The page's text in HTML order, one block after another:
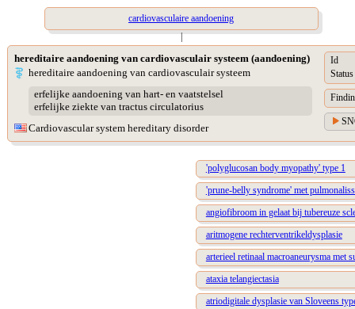
cardiovasculaire aandoening
|
hereditaire aandoening van cardiovasculair systeem (aandoening)
hereditaire aandoening van cardiovasculair systeem
erfelijke aandoening van hart- en vaatstelsel
erfelijke ziekte van tractus circulatorius
Cardiovascular system hereditary disorder
Id
Status
'polyglucosan body myopathy' type 1
'prune-belly syndrome' met
angiofibroom in gelaat bij tubereuze
aritmogene rechterventrikeldysplasie
arterieel retinaal macroaneurysma met
ataxia telangiectasia
atriodigitale dysplasie van Sloveens